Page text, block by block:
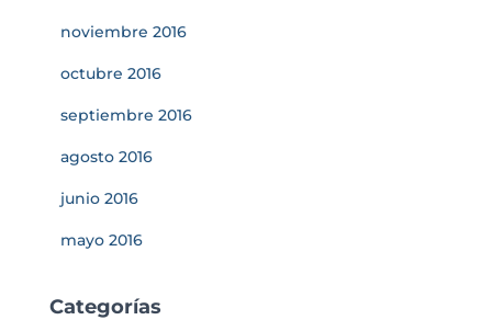
noviembre 2016
octubre 2016
septiembre 2016
agosto 2016
junio 2016
mayo 2016
Categorías